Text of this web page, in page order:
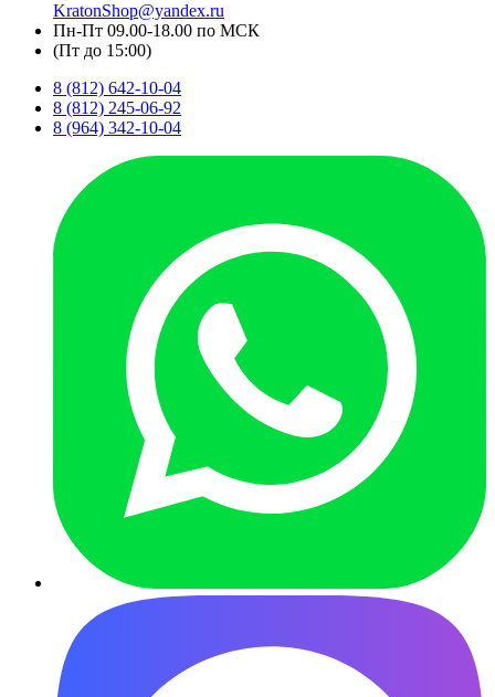
KratonShop@yandex.ru
Пн-Пт 09.00-18.00 по МСК
(Пт до 15:00)
8 (812) 642-10-04
8 (812) 245-06-92
8 (964) 342-10-04